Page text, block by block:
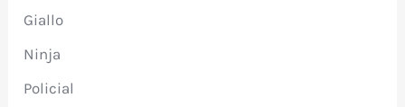
Giallo
Ninja
Policial